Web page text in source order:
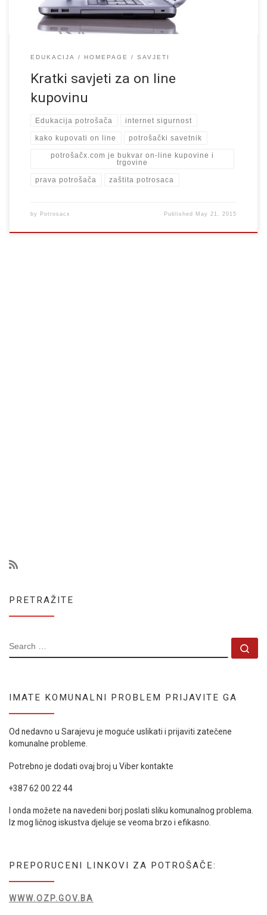
EDUKACIJA HOMEPAGE SAVJETI
Kratki savjeti za on line
kupovinu
Edukacija potrošača internet sigurnost
kako kupovati on line potrošački savetnik
potrošačx.com je bukvar on-line kupovine i
trgovine
prava potrošača zaštita potrosaca
by Potrosacx Published May 21, 2015
PRETRAŽITE
SEARCH
IMATE KOMUNALNI PROBLEM PRIJAVITE GA
Od nedavno u Sarajevu je moguće uslikati i prijaviti zatečene
komunalne probleme.
Potrebno je dodati ovaj broj u Viber kontakte
+387 62 00 22 44
I onda možete na navedeni borj poslati sliku komunalnog problema.
Iz mog ličnog iskustva djeluje se veoma brzo i efikasno.
PREPORUCENI LINKOVI ZA POTROŠAČE:
WWW.OZP.GOV.BA